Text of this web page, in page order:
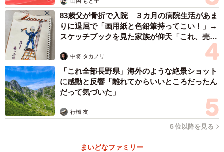
作者のまるさんに話を聞きました。
タスクシュートを広めたい！小さな行動を先送り
にしない！
ー同作は、どのような経験や発想から生まれた作品なので
しょうか？
タスクシュートを広める団体「タスクシュート協会」の理
事であるjMatsuzakiさんと佐々木正悟さんの共著『先送り
ートは、今日1日にフォーカスして実績を記録しながら次の
83歳父が骨折で入院 ３カ月の病院生活があま
りに退屈で「画用紙と色鉛筆持ってこい！」→
スケッチブックを見た家族が仰天「これ、売れ
中将 タカノリ
「これ全部長野県」海外のような絶景ショット
に感動と反響「離れてからいいところだったん
だって気づいた」
行橋 友
６位以降を見る
まいどなファミリー